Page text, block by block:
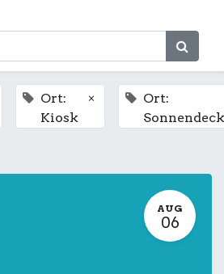
Ort:
Kiosk
×
Ort:
AUG
06